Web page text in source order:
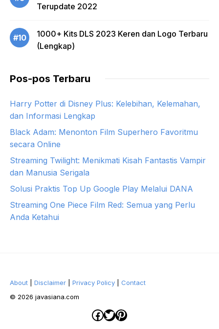
Terupdate 2022
#10
1000+ Kits DLS 2023 Keren dan Logo Terbaru
(Lengkap)
Pos-pos Terbaru
Harry Potter di Disney Plus: Kelebihan, Kelemahan,
dan Informasi Lengkap
Black Adam: Menonton Film Superhero Favoritmu
secara Online
Streaming Twilight: Menikmati Kisah Fantastis Vampir
dan Manusia Serigala
Solusi Praktis Top Up Google Play Melalui DANA
Streaming One Piece Film Red: Semua yang Perlu
Anda Ketahui
About Disclaimer Privacy Policy
Contact
© 2026 javasiana.com
Facebook
Twitter
Pinterest